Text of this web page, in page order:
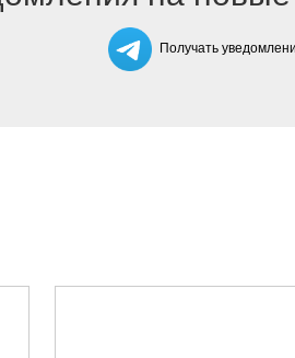
Получать